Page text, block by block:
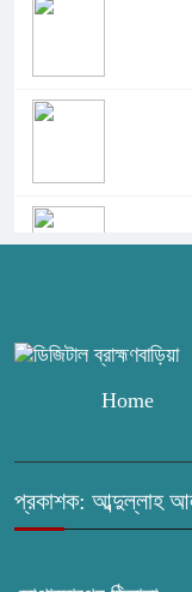
Home
প্রকাশক: আব্দুল্লাহ